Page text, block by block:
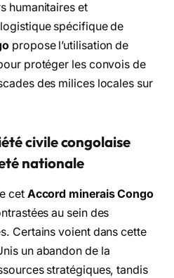
humanitaires et
spécifique de
propose l’utilisation de
protéger les convois de
des milices locales sur
civile congolaise
nationale
cet Accord minerais Congo
au sein des
Certains voient dans cette
un abandon de la
stratégiques, tandis